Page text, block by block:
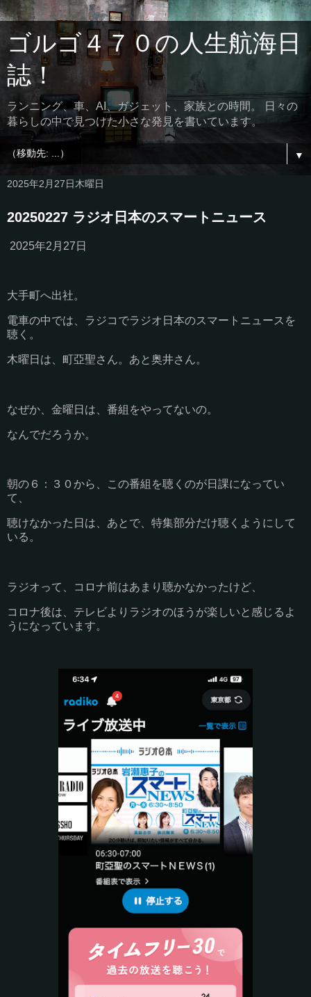
ゴルゴ４７０の人生航海日
誌！
ランニング、車、AI、ガジェット、家族との時間。 日々の
暮らしの中で見つけた小さな発見を書いています。
▼
2025年2月27日木曜日
20250227 ラジオ日本のスマートニュース
2025年2月27日
大手町へ出社。
電車の中では、ラジコでラジオ日本のスマートニュースを
聴く。
木曜日は、町亞聖さん。あと奥井さん。
なぜか、金曜日は、番組をやってないの。
なんでだろうか。
朝の６：３０から、この番組を聴くのが日課になってい
て、
聴けなかった日は、あとで、特集部分だけ聴くようにして
いる。
ラジオって、コロナ前はあまり聴かなかったけど、
コロナ後は、テレビよりラジオのほうが楽しいと感じるよ
うになっています。